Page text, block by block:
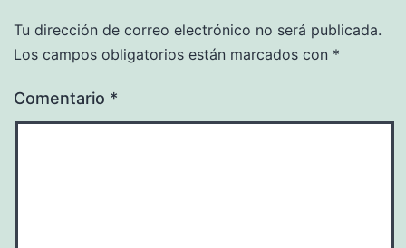
Tu dirección de correo electrónico no será publicada.
Los campos obligatorios están marcados con *
Comentario *